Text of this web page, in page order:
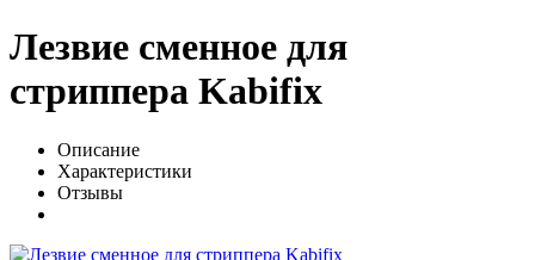
Лезвие сменное для
стриппера Kabifix
Описание
Характеристики
Отзывы